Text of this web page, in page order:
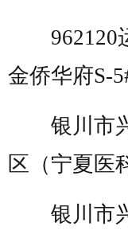
962120
金侨华府S-
银川市
区（宁夏医
银川市